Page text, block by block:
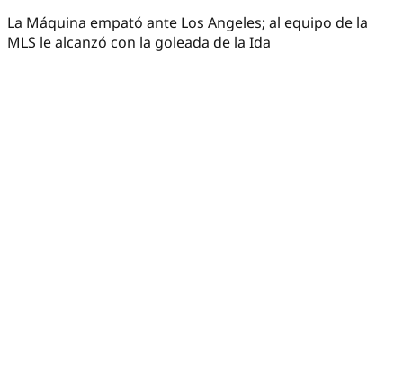
La Máquina empató ante Los Angeles; al equipo de la
MLS le alcanzó con la goleada de la Ida